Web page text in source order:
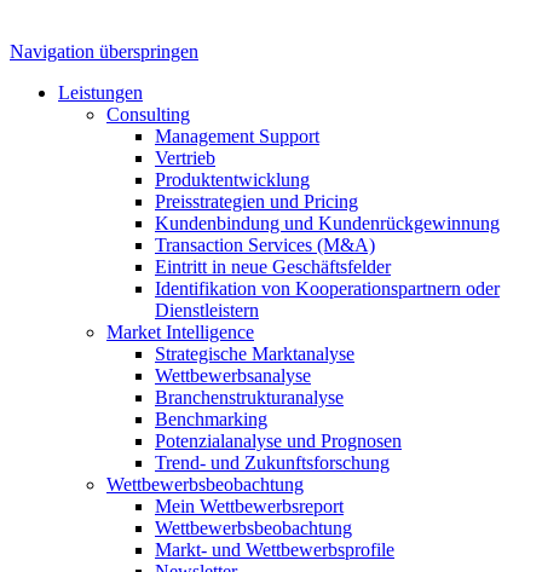
Navigation überspringen
Leistungen
Consulting
Management Support
Vertrieb
Produktentwicklung
Preisstrategien und Pricing
Kundenbindung und Kundenrückgewinnung
Transaction Services (M&A)
Eintritt in neue Geschäftsfelder
Identifikation von Kooperationspartnern oder
Dienstleistern
Market Intelligence
Strategische Marktanalyse
Wettbewerbsanalyse
Branchenstrukturanalyse
Benchmarking
Potenzialanalyse und Prognosen
Trend- und Zukunftsforschung
Wettbewerbs­beobachtung
Mein Wettbewerbsreport
Wettbewerbsbeobachtung
Markt- und Wettbewerbsprofile